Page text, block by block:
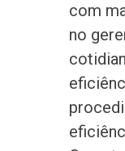
com
no